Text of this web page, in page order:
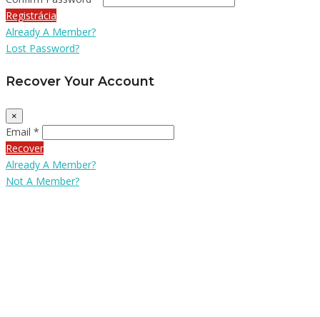
Registrácia
Already A Member?
Lost Password?
Recover Your Account
×
Email *
Recover
Already A Member?
Not A Member?